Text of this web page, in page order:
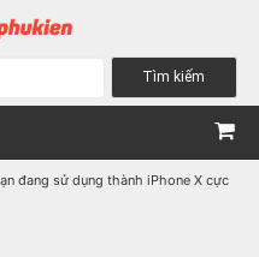
Tìm kiếm
đang sử dụng thành iPhone X cực